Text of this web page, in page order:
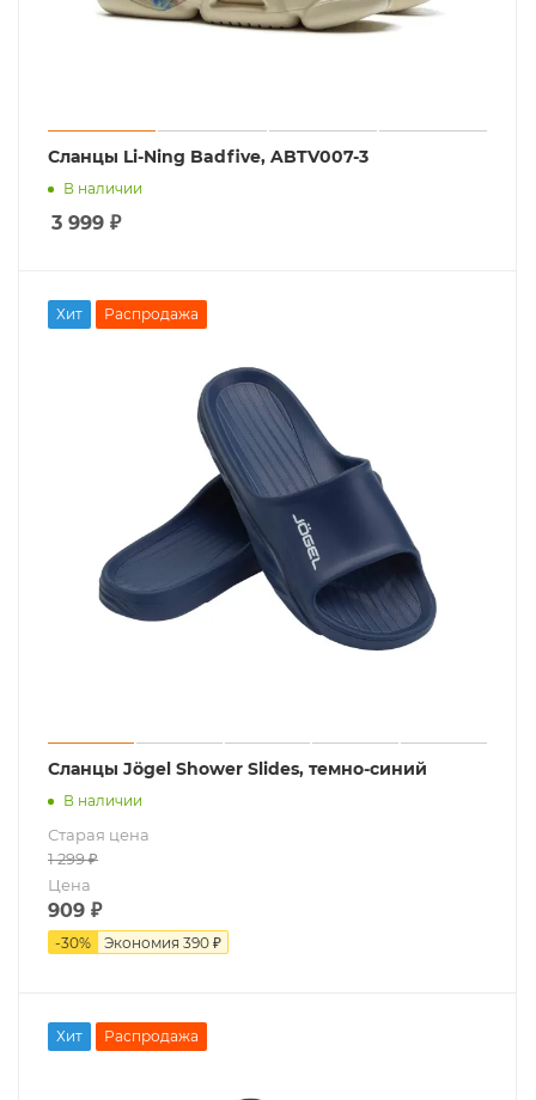
Сланцы Li-Ning Badfive, ABTV007-3
В наличии
3 999 ₽
Хит Распродажа
Сланцы Jögel Shower Slides, темно-синий
В наличии
Старая цена
1 299₽
Цена
909 ₽
-30% Экономия 390 ₽
Хит Распродажа